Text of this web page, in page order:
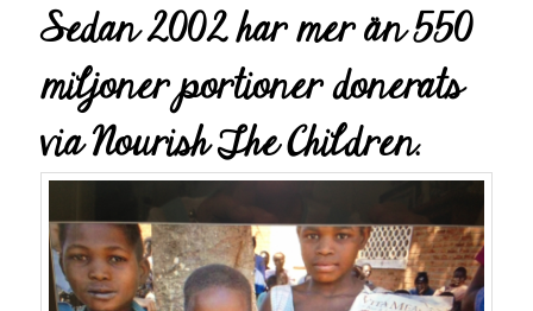
Sedan 2002 har mer än 550
miljoner portioner donerats
via Nourish The Children.